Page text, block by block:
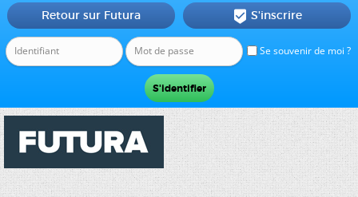
Se souvenir de moi ?
Retour sur Futura  S'inscrire